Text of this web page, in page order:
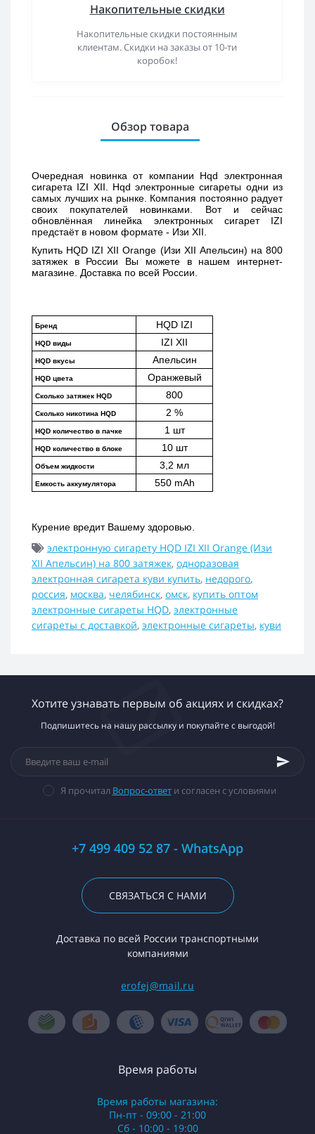
Накопительные скидки
Накопительные скидки постоянным
клиентам. Скидки на заказы от 10-ти
коробок!
Обзор товара
Очередная новинка от компании Hqd электронная
сигарета IZI XII. Hqd электронные сигареты одни из
самых лучших на рынке. Компания постоянно радует
своих покупателей новинками. Вот и сейчас
обновлённая линейка электронных сигарет IZI
предстаёт в новом формате - Изи XII.
Купить HQD IZI XII Orange (Изи XII Апельсин) на 800
затяжек в России Вы можете в нашем интернет-
магазине. Доставка по всей России.
Бренд HQD IZI
HQD виды IZI XII
HQD вкусы Апельсин
HQD цвета Оранжевый
Сколько затяжек HQD 800
Сколько никотина HQD 2 %
HQD количество в пачке 1 шт
HQD количество в блоке 10 шт
Объем жидкости 3,2 мл
Емкость аккумулятора 550 mAh
Курение вредит Вашему здоровью.
электронную сигарету HQD IZI XII Orange (Изи
XII Апельсин) на 800 затяжек, одноразовая
электронная сигарета куви купить, недорого,
россия, москва, челябинск, омск, купить оптом
электронные сигареты HQD, электронные
сигареты с доставкой, электронные сигареты, куви
Хотите узнавать первым об акциях и скидках?
Подпишитесь на нашу рассылку и покупайте с выгодой!
Я прочитал Вопрос-ответи согласен с условиями
+7 499 409 52 87 - WhatsApp
СВЯЗАТЬСЯ С НАМИ
Доставка по всей России транспортными
компаниями
erofej@mail.ru
Время работы
Время работы магазина:
Пн-пт - 09:00 - 21:00
Сб - 10:00 - 19:00